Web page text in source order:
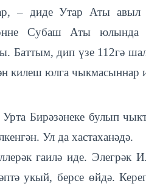
– диде Утар Аты
Субаш Аты юлында
Баттым, дип үзе 112гә
килеш юлга чыкмасыннар
Бирәзәнеке булып
Ул да хастаханәдә.
гаилә иде. Элегрәк
укый, берсе өйдә.